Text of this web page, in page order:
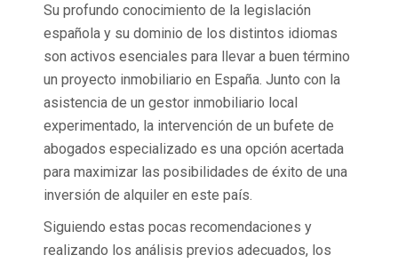
Su profundo conocimiento de la legislación
española y su dominio de los distintos idiomas
son activos esenciales para llevar a buen término
un proyecto inmobiliario en España. Junto con la
asistencia de un gestor inmobiliario local
experimentado, la intervención de un bufete de
abogados especializado es una opción acertada
para maximizar las posibilidades de éxito de una
inversión de alquiler en este país.
Siguiendo estas pocas recomendaciones y
realizando los análisis previos adecuados, los